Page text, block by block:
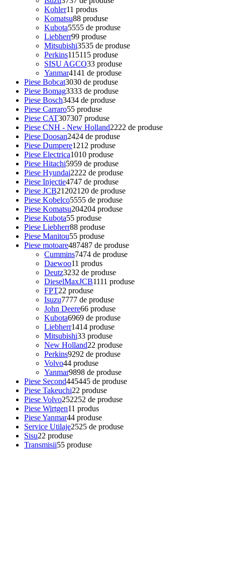
Kohler11 produs
Komatsu88 produse
Kubota5555 de produse
Liebherr99 produse
Mitsubishi3535 de produse
Perkins115115 produse
SISU AGCO33 produse
Yanmar4141 de produse
Piese Bobcat3030 de produse
Piese Bomag3333 de produse
Piese Bosch3434 de produse
Piese Carraro55 produse
Piese CAT307307 produse
Piese CNH - New Holland2222 de produse
Piese Doosan2424 de produse
Piese Dumpere1212 produse
Piese Electrica1010 produse
Piese Hitachi5959 de produse
Piese Hyundai2222 de produse
Piese Injectie4747 de produse
Piese JCB21202120 de produse
Piese Kobelco5555 de produse
Piese Komatsu204204 produse
Piese Kubota55 produse
Piese Liebherr88 produse
Piese Manitou55 produse
Piese motoare487487 de produse
Cummins7474 de produse
Daewoo11 produs
Deutz3232 de produse
DieselMaxJCB1111 produse
FPT22 produse
Isuzu7777 de produse
John Deere66 produse
Kubota6969 de produse
Liebherr1414 produse
Mitsubishi33 produse
New Holland22 produse
Perkins9292 de produse
Volvo44 produse
Yanmar9898 de produse
Piese Second445445 de produse
Piese Takeuchi22 produse
Piese Volvo252252 de produse
Piese Wirtgen11 produs
Piese Yanmar44 produse
Service Utilaje2525 de produse
Sisu22 produse
Transmisii55 produse